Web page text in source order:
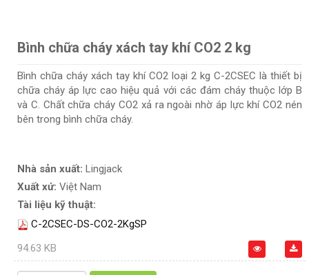
Bình chữa cháy xách tay khí CO2 2 kg
Bình chữa cháy xách tay khí CO2 loại 2 kg C-2CSEC là thiết bị
chữa cháy áp lực cao hiệu quả với các đám cháy thuộc lớp B
và C. Chất chữa cháy CO2 xả ra ngoài nhờ áp lực khí CO2 nén
bên trong bình chữa cháy.
Nhà sản xuất: Lingjack
Xuất xứ: Việt Nam
Tài liệu kỹ thuật:
C-2CSEC-DS-CO2-2KgSP
94.63 KB